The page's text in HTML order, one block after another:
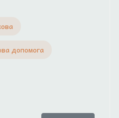
допомога